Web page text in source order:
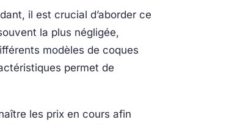
il est crucial d’aborder ce
la plus négligée,
modèles de coques
permet de
les prix en cours afin